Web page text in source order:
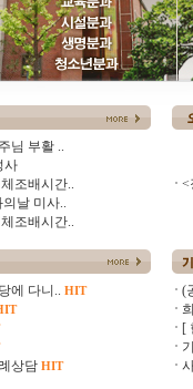
님 부활 ..
사
조배시간..
날 미사..
조배시간..
<
에 다니.. HIT
상담 HIT
(
[